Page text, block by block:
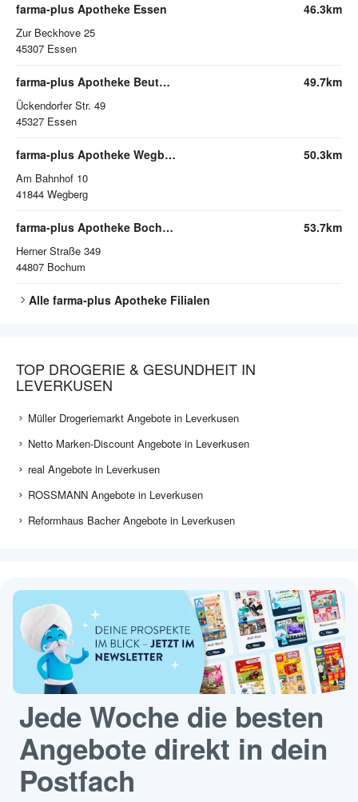
farma-plus Apotheke Essen
Zur Beckhove 25
45307 Essen
46.3km
farma-plus Apotheke Beuth in Katernberg
Ückendorfer Str. 49
45327 Essen
49.7km
farma-plus Apotheke Wegberg
Am Bahnhof 10
41844 Wegberg
50.3km
farma-plus Apotheke Bochum-Riemke
Herner Straße 349
44807 Bochum
53.7km
Alle farma-plus Apotheke Filialen
TOP DROGERIE & GESUNDHEIT IN
LEVERKUSEN
Müller Drogeriemarkt Angebote in Leverkusen
Netto Marken-Discount Angebote in Leverkusen
real Angebote in Leverkusen
ROSSMANN Angebote in Leverkusen
Reformhaus Bacher Angebote in Leverkusen
Jede Woche die besten
Angebote direkt in dein
Postfach